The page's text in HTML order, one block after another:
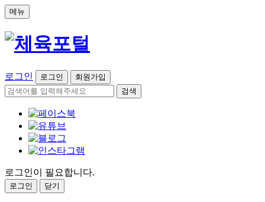
메뉴
로그인 로그인
회원가입
검색
로그인이 필요합니다.
로그인 닫기